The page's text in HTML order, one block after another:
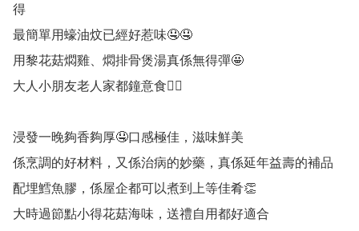
得
最簡單用蠔油炆已經好惹味🤤🤤
用黎花菇燜雞、燜排骨煲湯真係無得彈🤩
大人小朋友老人家都鐘意食👍🏻
浸發一晚夠香夠厚🤤口感極佳，滋味鮮美
係烹調的好材料，又係治病的妙藥，真係延年益壽的補品
配埋鱈魚膠，係屋企都可以煮到上等佳肴👏
大時過節點小得花菇海味，送禮自用都好適合